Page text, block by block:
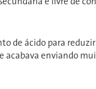
de ácido para
acabava enviando